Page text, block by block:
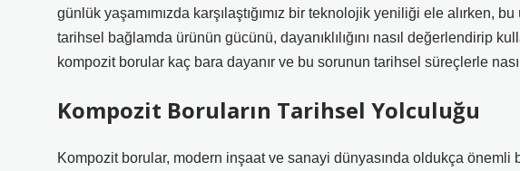
günlük yaşamımızda karşılaştığımız bir teknolojik yeniliği ele alırken,
tarihsel bağlamda ürünün gücünü, dayanıklılığını nasıl değerlendirip
kompozit borular kaç bara dayanır ve bu sorunun tarihsel süreçlerle
Kompozit Boruların Tarihsel Yolculuğu
Kompozit borular, modern inşaat ve sanayi dünyasında oldukça önemli